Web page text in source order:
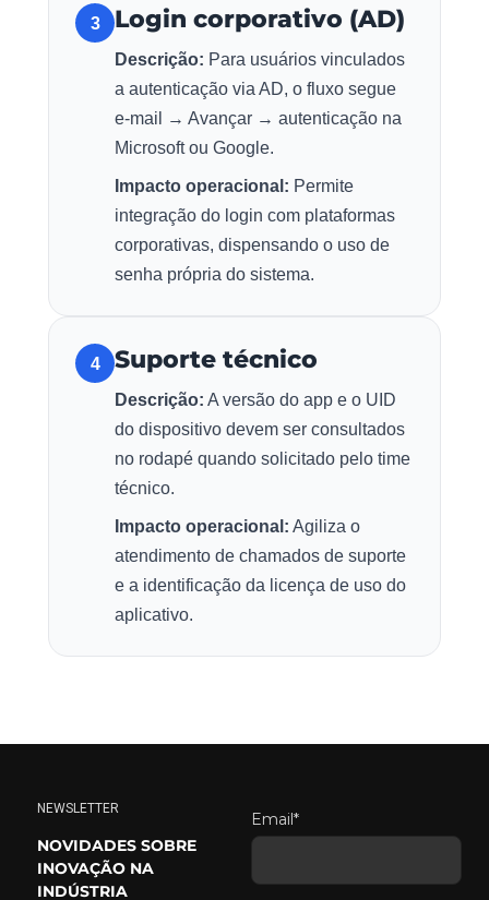
3 Login corporativo (AD)
Descrição: Para usuários vinculados
a autenticação via AD, o fluxo segue
e-mail → Avançar → autenticação na
Microsoft ou Google.
Impacto operacional: Permite
integração do login com plataformas
corporativas, dispensando o uso de
senha própria do sistema.
4 Suporte técnico
Descrição: A versão do app e o UID
do dispositivo devem ser consultados
no rodapé quando solicitado pelo time
técnico.
Impacto operacional: Agiliza o
atendimento de chamados de suporte
e a identificação da licença de uso do
aplicativo.
NEWSLETTER
NOVIDADES SOBRE
INOVAÇÃO NA
INDÚSTRIA
Email*